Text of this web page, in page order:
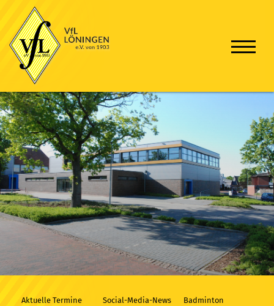
Aktuelle Termine Social-Media-News Badminton